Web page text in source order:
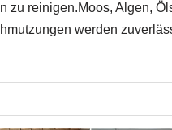
zu reinigen.Moos, Algen,
werden